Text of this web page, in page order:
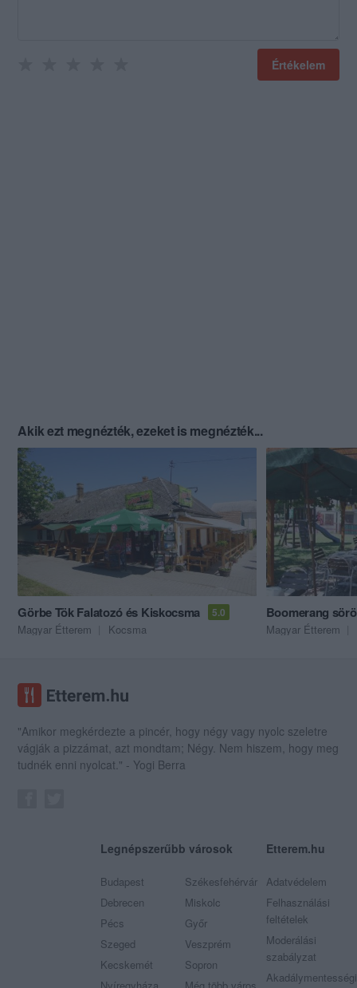
Értékelem
Akik ezt megnézték, ezeket is megnézték...
Görbe Tök Falatozó és Kiskocsma 5.0
Magyar Étterem Kocsma
Boomerang
Magyar Étterem
"Amikor megkérdezte a pincér, hogy négy vagy nyolc szeletre
vágják a pizzámat, azt mondtam; Négy. Nem hiszem, hogy meg
tudnék enni nyolcat." - Yogi Berra
Legnépszerűbb városok
Budapest
Debrecen
Pécs
Szeged
Kecskemét
Székesfehérvár
Miskolc
Győr
Veszprém
Sopron
Etterem.hu
Adatvédelem
Felhasználási
feltételek
Moderálási
szabályzat
Akadálymentességi